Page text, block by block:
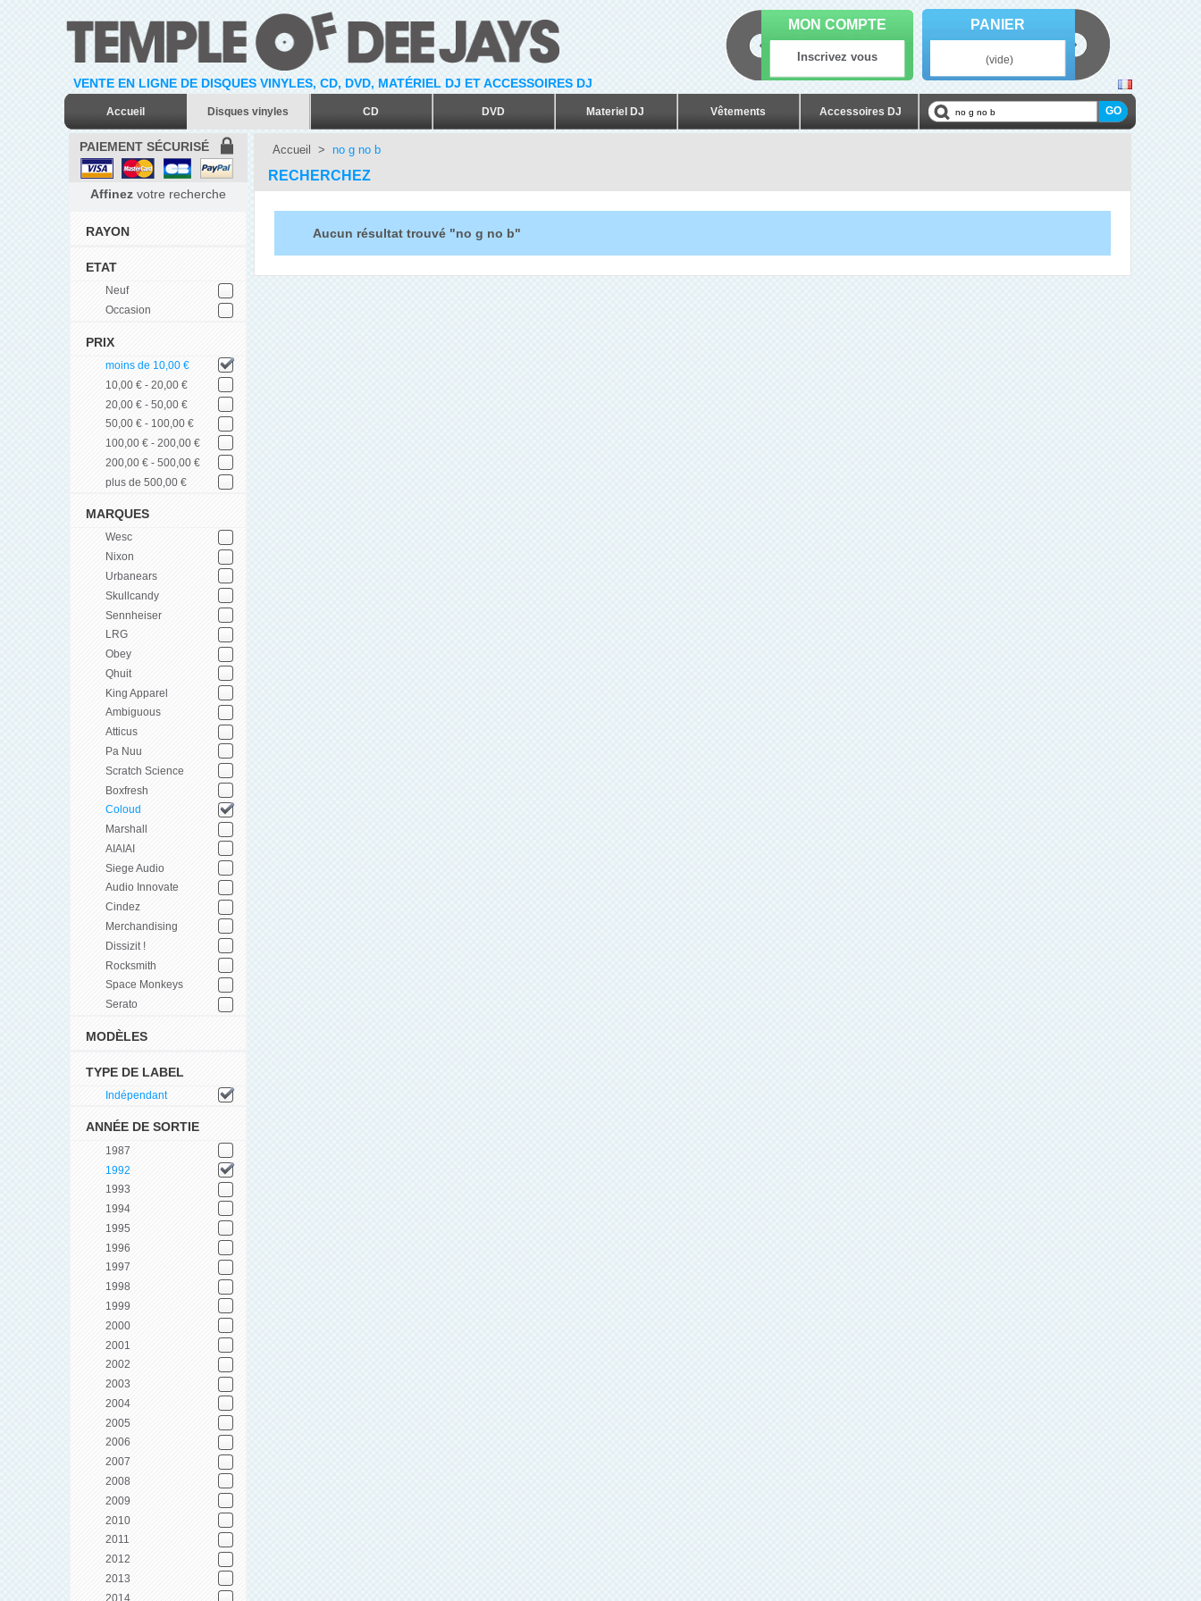
VENTE EN LIGNE DE DISQUES VINYLES, CD, DVD, MATÉRIEL DJ ET ACCESSOIRES DJ
Accueil Disques vinyles CD DVD Materiel DJ Vêtements Accessoires DJ
MON COMPTE
Inscrivez vous
PANIER
(vide)
PAIEMENT SÉCURISÉ
Affinez votre recherche
RAYON
ETAT
Neuf
Occasion
PRIX
moins de 10,00 €
10,00 € - 20,00 €
20,00 € - 50,00 €
50,00 € - 100,00 €
100,00 € - 200,00 €
200,00 € - 500,00 €
plus de 500,00 €
MARQUES
Wesc
Nixon
Urbanears
Skullcandy
Sennheiser
LRG
Obey
Qhuit
King Apparel
Ambiguous
Atticus
Pa Nuu
Scratch Science
Boxfresh
Coloud
Marshall
AIAIAI
Siege Audio
Audio Innovate
Cindez
Merchandising
Dissizit !
Rocksmith
Space Monkeys
Serato
MODÈLES
TYPE DE LABEL
Indépendant
ANNÉE DE SORTIE
1987
1992
1993
1994
1995
1996
1997
1998
1999
2000
2001
2002
2003
2004
2005
2006
2007
2008
2009
2010
2011
2012
2013
2014
Accueil > no g no b
RECHERCHEZ
Aucun résultat trouvé "no g no b"